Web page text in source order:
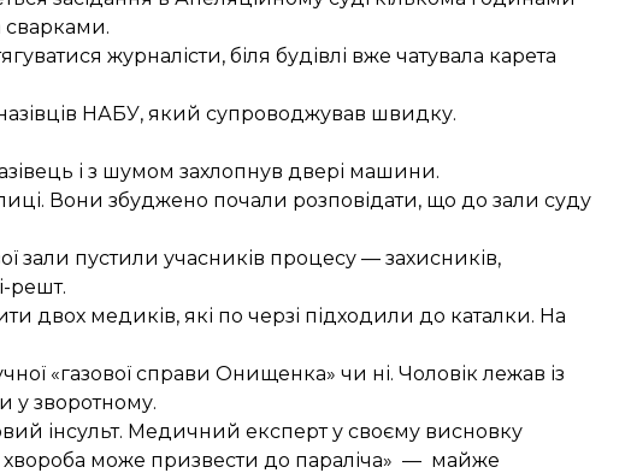
сварками.
журналісти, біля будівлі вже чатувала карета
НАБУ, який супроводжував швидку.
і з шумом захлопнув двері машини.
Вони збуджено почали розповідати, що до зали суду
зали пустили учасників процесу — захисників,
решт.
двох медиків, які по черзі підходили до каталки. На
«газової справи Онищенка» чи ні. Чоловік лежав із
у зворотному.
інсульт. Медичний експерт у своєму висновку
хвороба може призвести до параліча» — майже